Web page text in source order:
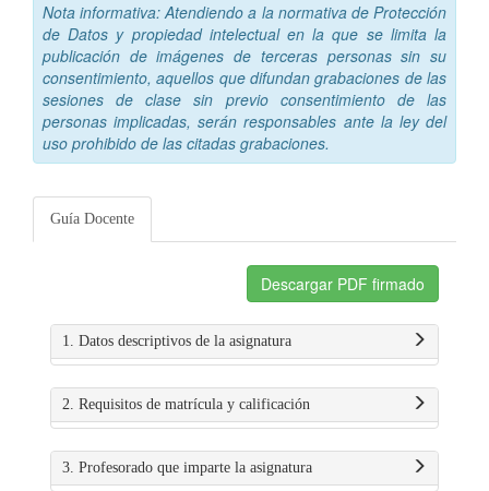
Nota informativa: Atendiendo a la normativa de Protección
de Datos y propiedad intelectual en la que se limita la
publicación de imágenes de terceras personas sin su
consentimiento, aquellos que difundan grabaciones de las
sesiones de clase sin previo consentimiento de las
personas implicadas, serán responsables ante la ley del
uso prohibido de las citadas grabaciones.
Guía Docente
Descargar PDF firmado
1. Datos descriptivos de la asignatura
2. Requisitos de matrícula y calificación
3. Profesorado que imparte la asignatura